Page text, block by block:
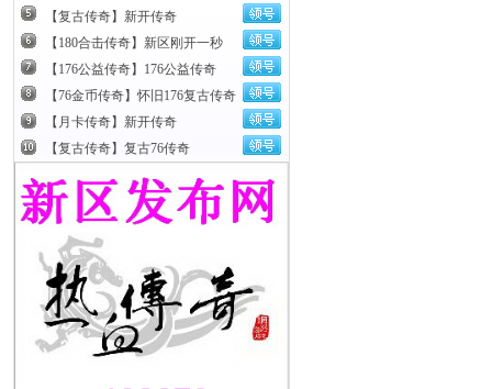
【复古传奇】新开传奇
【180合击传奇】新区刚开一秒
【176公益传奇】176公益传奇
【76金币传奇】怀旧176复古传奇
【月卡传奇】新开传奇
【复古传奇】复古76传奇